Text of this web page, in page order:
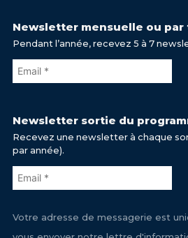
Newsletter mensuelle ou par
Pendant l’année, recevez 5 à 7
Newsletter sortie du
Recevez une newsletter à chaque
par année).
Votre adresse de messagerie est